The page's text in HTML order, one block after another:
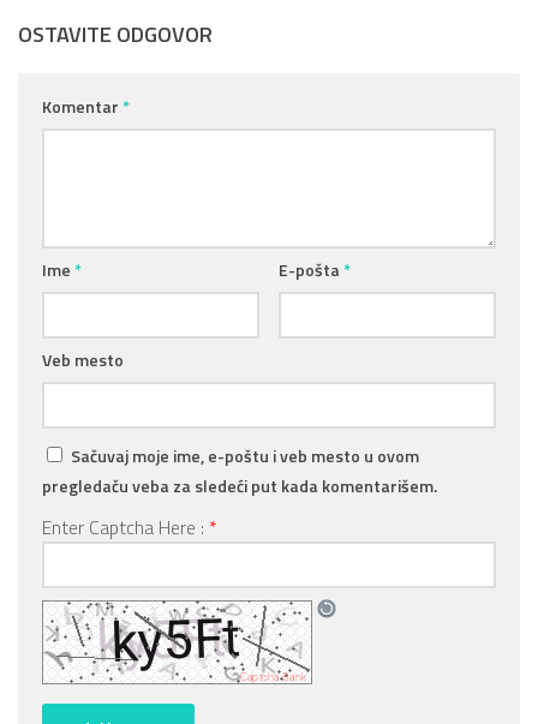
OSTAVITE ODGOVOR
Komentar*
Ime* E-pošta*
Veb mesto
Sačuvaj moje ime, e-poštu i veb mesto u ovom
pregledaču veba za sledeći put kada komentarišem.
Enter Captcha Here : *